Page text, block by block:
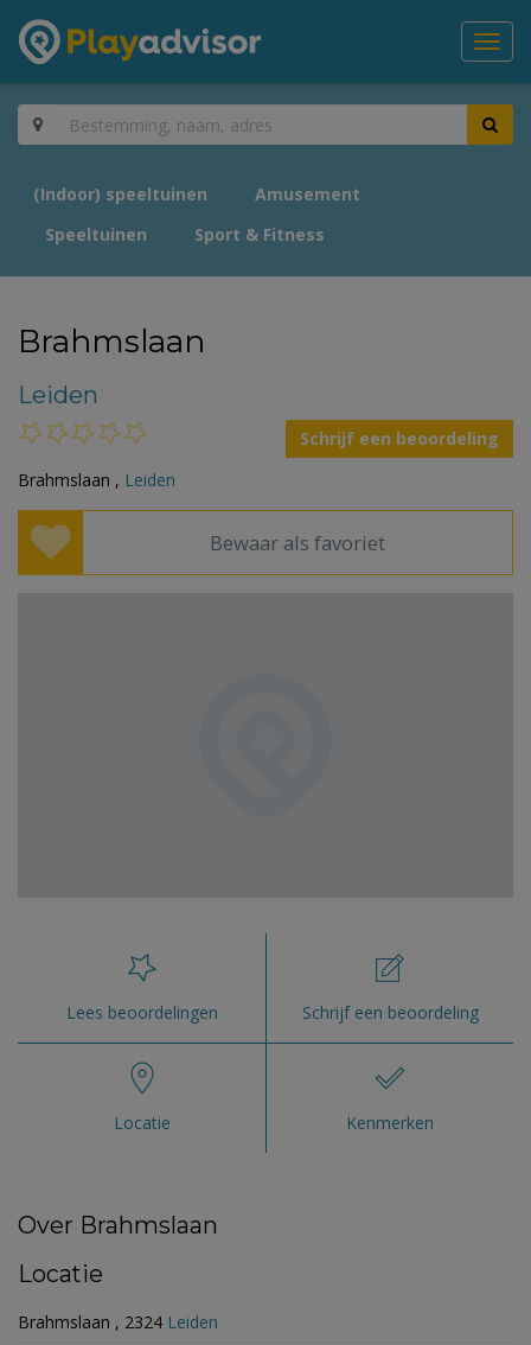
(Indoor) speeltuinen
Amusement
Speeltuinen
Sport & Fitness
Brahmslaan
Leiden
Schrijf een beoordeling
Brahmslaan , Leiden
Bewaar als favoriet
Lees beoordelingen Schrijf een beoordeling
Locatie Kenmerken
Over Brahmslaan
Locatie
Brahmslaan , 2324 Leiden